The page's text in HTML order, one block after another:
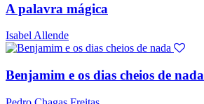
A palavra mágica
Isabel Allende
Benjamim e os dias cheios de nada